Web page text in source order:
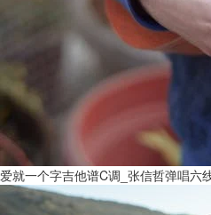
爱就一个字吉他谱C调_张信哲弹唱六